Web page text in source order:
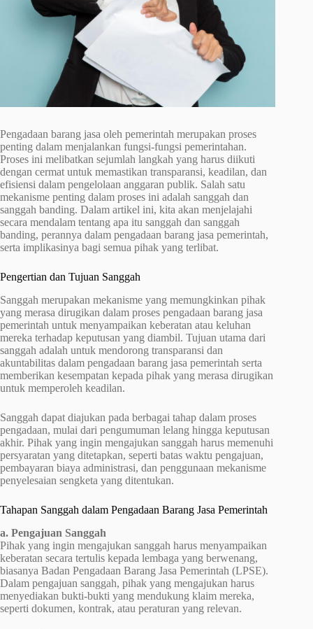
Pengadaan barang jasa oleh pemerintah merupakan proses
penting dalam menjalankan fungsi-fungsi pemerintahan.
Proses ini melibatkan sejumlah langkah yang harus diikuti
dengan cermat untuk memastikan transparansi, keadilan, dan
efisiensi dalam pengelolaan anggaran publik. Salah satu
mekanisme penting dalam proses ini adalah sanggah dan
sanggah banding. Dalam artikel ini, kita akan menjelajahi
secara mendalam tentang apa itu sanggah dan sanggah
banding, perannya dalam pengadaan barang jasa pemerintah,
serta implikasinya bagi semua pihak yang terlibat.
Pengertian dan Tujuan Sanggah
Sanggah merupakan mekanisme yang memungkinkan pihak
yang merasa dirugikan dalam proses pengadaan barang jasa
pemerintah untuk menyampaikan keberatan atau keluhan
mereka terhadap keputusan yang diambil. Tujuan utama dari
sanggah adalah untuk mendorong transparansi dan
akuntabilitas dalam pengadaan barang jasa pemerintah serta
memberikan kesempatan kepada pihak yang merasa dirugikan
untuk memperoleh keadilan.
Sanggah dapat diajukan pada berbagai tahap dalam proses
pengadaan, mulai dari pengumuman lelang hingga keputusan
akhir. Pihak yang ingin mengajukan sanggah harus memenuhi
persyaratan yang ditetapkan, seperti batas waktu pengajuan,
pembayaran biaya administrasi, dan penggunaan mekanisme
penyelesaian sengketa yang ditentukan.
Tahapan Sanggah dalam Pengadaan Barang Jasa Pemerintah
a. Pengajuan Sanggah
Pihak yang ingin mengajukan sanggah harus menyampaikan
keberatan secara tertulis kepada lembaga yang berwenang,
biasanya Badan Pengadaan Barang Jasa Pemerintah (LPSE).
Dalam pengajuan sanggah, pihak yang mengajukan harus
menyediakan bukti-bukti yang mendukung klaim mereka,
seperti dokumen, kontrak, atau peraturan yang relevan.